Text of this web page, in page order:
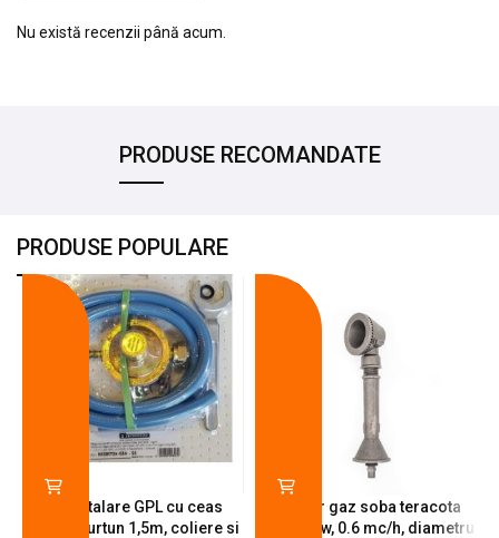
Nu există recenzii până acum.
PRODUSE RECOMANDATE
PRODUSE POPULARE
Kit instalare GPL cu ceas
butelie, furtun 1,5m, coliere si
Arzator gaz soba teracota
A600, 6 kw, 0.6 mc/h, diametru